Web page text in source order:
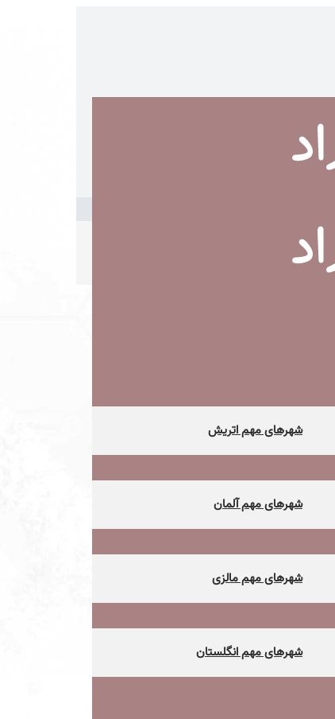
شهرهای مهم اتریش
شهرهای مهم آلمان
شهرهای مهم مالزی
شهرهای مهم انگلستان